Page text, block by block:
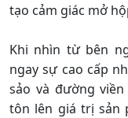
tạo cảm giác mở
Khi nhìn từ bên
ngay sự cao cấp
sảo và đường
tôn lên giá trị sản